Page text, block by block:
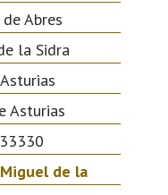
Abres
la Sidra
Asturias
de la